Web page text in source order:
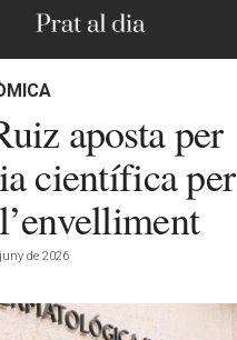
aposta per
científica per
de 2026